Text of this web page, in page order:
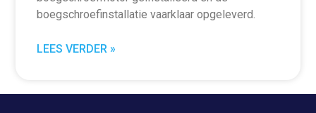
boegschroefinstallatie vaarklaar opgeleverd.
LEES VERDER »